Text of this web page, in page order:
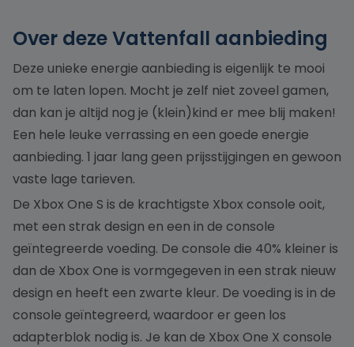
Over deze Vattenfall aanbieding
Deze unieke energie aanbieding is eigenlijk te mooi
om te laten lopen. Mocht je zelf niet zoveel gamen,
dan kan je altijd nog je (klein)kind er mee blij maken!
Een hele leuke verrassing en een goede energie
aanbieding. 1 jaar lang geen prijsstijgingen en gewoon
vaste lage tarieven.
De Xbox One S is de krachtigste Xbox console ooit,
met een strak design en een in de console
geïntegreerde voeding. De console die 40% kleiner is
dan de Xbox One is vormgegeven in een strak nieuw
design en heeft een zwarte kleur. De voeding is in de
console geïntegreerd, waardoor er geen los
adapterblok nodig is. Je kan de Xbox One X console